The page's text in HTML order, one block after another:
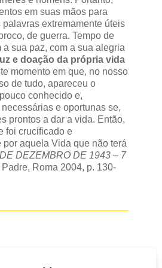
em suas mãos para
extremamente úteis
de guerra. Tempo de
sua paz, com a sua alegria
e doação da própria vida
momento em que, no nosso
de tudo, apareceu o
conhecido e,
e oportunas se,
prontos a dar a vida. Então,
foi crucificado e
aquela Vida que não terá
DEZEMBRO DE 1943 – 7
Roma 2004, p. 130-